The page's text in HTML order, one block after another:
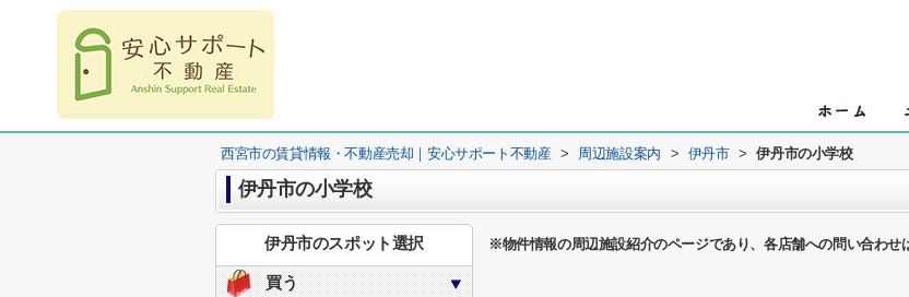
西宮市の賃貸情報・不動産売却｜安心サポート不動産 > 周辺施設案内 > 伊丹市 > 伊丹市の小学校
伊丹市の小学校
※物件情報の周辺施設紹介のページであり、各店舗への問い合わせ
伊丹市のスポット選択
買う